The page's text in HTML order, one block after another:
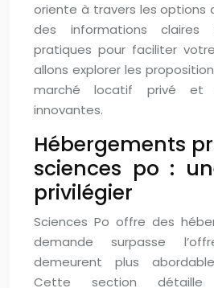
oriente à travers les options
des informations
pratiques pour faciliter
allons explorer les
marché locatif privé et
innovantes.
Hébergements
sciences po :
privilégier
Sciences Po offre des
demande surpasse
demeurent plus
Cette section détaille